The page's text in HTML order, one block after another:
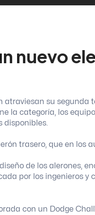
nuevo
atraviesan su segunda
la categoría, los
disponibles.
trasero, que en los
de los alerones,
por los ingenieros y
con un Dodge